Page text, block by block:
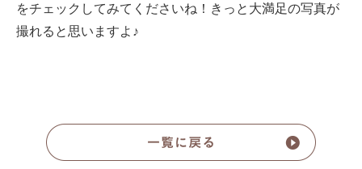
をチェックしてみてくださいね！きっと大満足の写真が
撮れると思いますよ♪